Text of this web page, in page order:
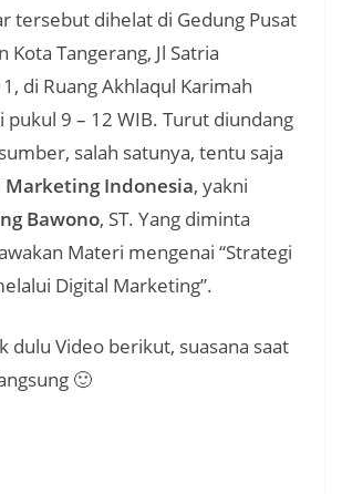
tersebut dihelat di Gedung Pusat
Kota Tangerang, Jl Satria
di Ruang Akhlaqul Karimah
pukul 9 – 12 WIB. Turut diundang
salah satunya, tentu saja
Marketing Indonesia, yakni
Bawono, ST. Yang diminta
Materi mengenai “Strategi
Digital Marketing”.
dulu Video berikut, suasana saat
🙂